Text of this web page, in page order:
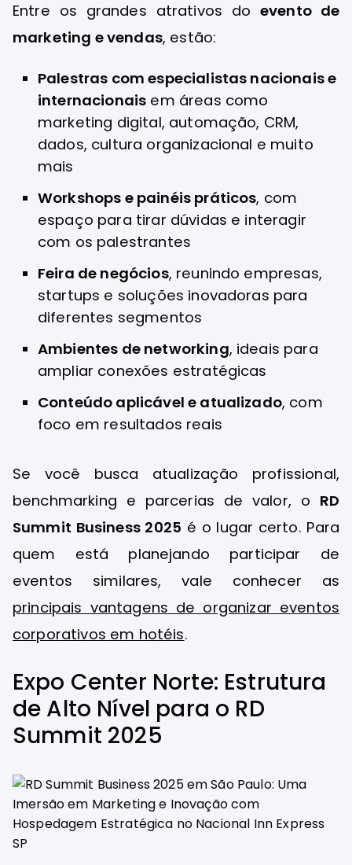
Entre os grandes atrativos do evento de
marketing e vendas, estão:
Palestras com especialistas nacionais e
internacionais em áreas como
marketing digital, automação, CRM,
dados, cultura organizacional e muito
mais
Workshops e painéis práticos, com
espaço para tirar dúvidas e interagir
com os palestrantes
Feira de negócios, reunindo empresas,
startups e soluções inovadoras para
diferentes segmentos
Ambientes de networking, ideais para
ampliar conexões estratégicas
Conteúdo aplicável e atualizado, com
foco em resultados reais
Se você busca atualização profissional,
benchmarking e parcerias de valor, o RD
Summit Business 2025 é o lugar certo. Para
quem está planejando participar de
eventos similares, vale conhecer as
principais vantagens de organizar eventos
corporativos em hotéis.
Expo Center Norte: Estrutura
de Alto Nível para o RD
Summit 2025